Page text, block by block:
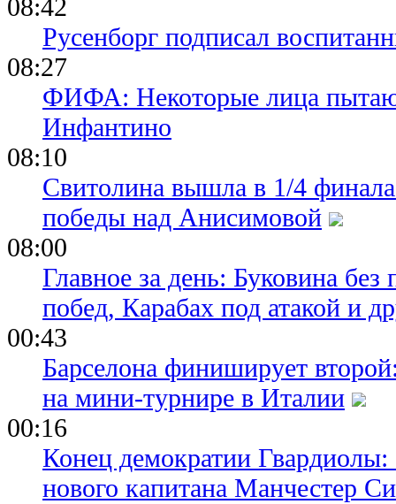
08:42
Русенборг подписал
08:27
ФИФА: Некоторые лица
Инфантино
08:10
Свитолина вышла в 1/4
победы над Анисимовой
08:00
Главное за день: Буковина
побед, Карабах под атакой и
00:43
Барселона финиширует
на мини-турнире в Италии
00:16
Конец демократии
нового капитана Манчестер